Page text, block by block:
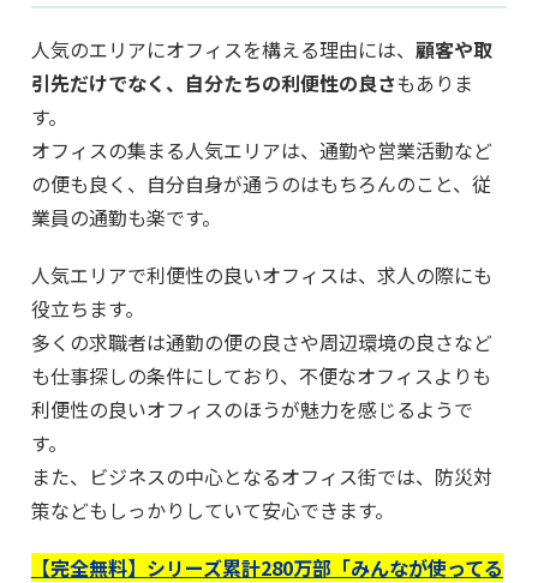
人気のエリアにオフィスを構える理由には、 顧客や取
引先だけでなく、自分たちの利便性の良さもありま
す。
オフィスの集まる人気エリアは、通勤や営業活動など
の便も良く、自分自身が通うのはもちろんのこと、従
業員の通勤も楽です。
人気エリアで利便性の良いオフィスは、求人の際にも
役立ちます。
多くの求職者は通勤の便の良さや周辺環境の良さなど
も仕事探しの条件にしており、不便なオフィスよりも
利便性の良いオフィスのほうが魅力を感じるようで
す。
また、ビジネスの中心となるオフィス街では、防災対
策などもしっかりしていて安心できます。
【完全無料】シリーズ累計280万部「みんなが使ってる